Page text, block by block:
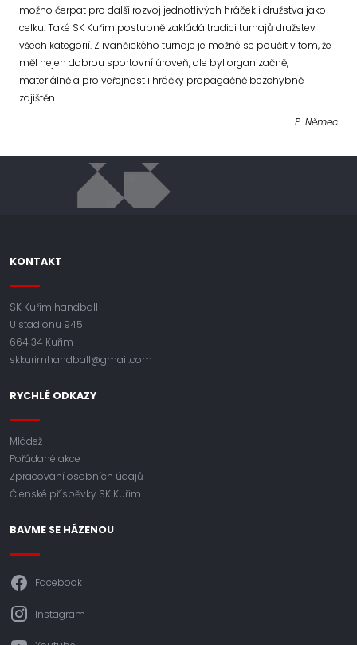
možno čerpat pro další rozvoj jednotlivých hráček i družstva jako
celku. Také SK Kuřim postupně zakládá tradici turnajů družstev
všech kategorií. Z ivančického turnaje je možné se poučit v tom, že
měl nejen dobrou sportovní úroveň, ale byl organizačně,
materiálně a pro veřejnost i hráčky propagačně bezchybně
zajištěn.
P. Němec
KONTAKT
SK Kuřim handball
U stadionu 945
664 34 Kuřim
skkurimhandball@gmail.com
RYCHLÉ ODKAZY
Mládež
Pořádané akce
Zpracování osobních údajů
Členské příspěvky SK Kuřim
BAVME SE HÁZENOU
Facebook
Instagram